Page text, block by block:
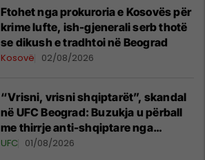
Ftohet nga prokuroria e Kosovës për
krime lufte, ish-gjenerali serb thotë
se dikush e tradhtoi në Beograd
Kosovë 02/08/2026
“Vrisni, vrisni shqiptarët”, skandal
në UFC Beograd: Buzukja u përball
me thirrje anti-shqiptare nga
tribunat
UFC 01/08/2026